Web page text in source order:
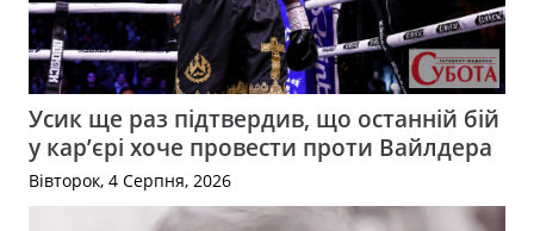
Усик ще раз підтвердив, що останній бій
у кар’єрі хоче провести проти Вайлдера
Вівторок, 4 Серпня, 2026